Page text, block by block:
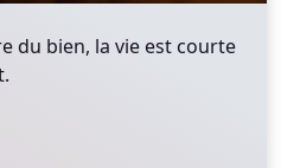
du bien, la vie est courte